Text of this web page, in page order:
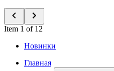
Item 1 of 12
Новинки
Главная